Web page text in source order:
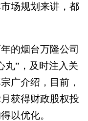
场规划来讲，都
的烟台万隆公司
丸”，及时注入关
广介绍，目前，
获得财政股权投
以优化。